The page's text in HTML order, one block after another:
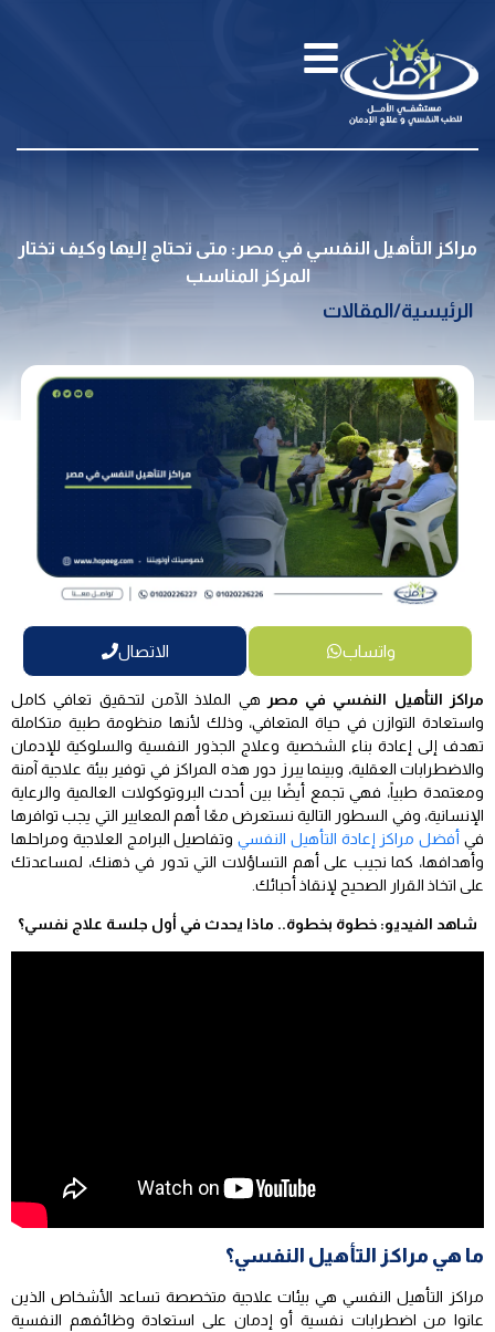
مراكز التأهيل النفسي في مصر: متى تحتاج إليها وكيف تختار
المركز المناسب
الرئيسية/المقالات
واتساب الاتصال
مراكز التأهيل النفسي في مصر
هي الملاذ الآمن لتحقيق تعافي كامل
واستعادة التوازن في حياة المتعافي، وذلك لأنها منظومة طبية متكاملة
تهدف إلى إعادة بناء الشخصية وعلاج الجذور النفسية والسلوكية للإدمان
والاضطرابات العقلية، وبينما يبرز دور هذه المراكز في توفير بيئة علاجية آمنة
ومعتمدة طبياً، فهي تجمع أيضًا بين أحدث البروتوكولات العالمية والرعاية
الإنسانية، وفي السطور التالية نستعرض معًا أهم المعايير التي يجب توافرها
في أفضل مراكز إعادة التأهيل النفسيوتفاصيل البرامج العلاجية ومراحلها
وأهدافها، كما نجيب على أهم التساؤلات التي تدور في ذهنك، لمساعدتك
على اتخاذ القرار الصحيح لإنقاذ أحبائك.
شاهد الفيديو: خطوة بخطوة.. ماذا يحدث في أول جلسة علاج نفسي؟
ما هي مراكز التأهيل النفسي؟
مراكز التأهيل النفسي هي بيئات علاجية متخصصة تساعد الأشخاص الذين
عانوا من اضطرابات نفسية أو إدمان على استعادة وظائفهم النفسية